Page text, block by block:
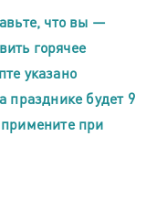
что вы —
горячее
указано
празднике будет 9
при